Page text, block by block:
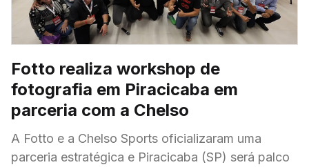
Fotto realiza workshop de
fotografia em Piracicaba em
parceria com a Chelso
A Fotto e a Chelso Sports oficializaram uma
parceria estratégica e Piracicaba (SP) será palco